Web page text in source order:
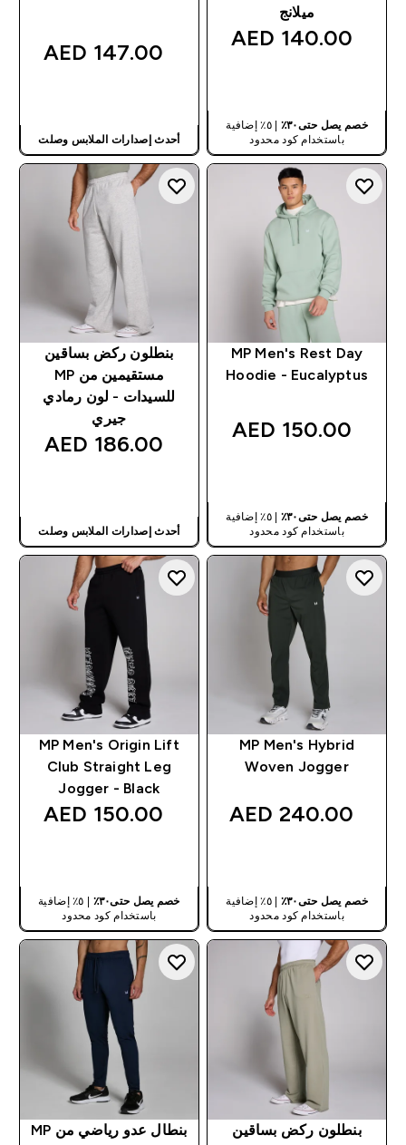
ميلانج
140.00 AED‎
خصم يصل حتى٣٠٪
| ٥٪ إضافية
باستخدام كود محدود
147.00 AED‎
أحدث إصدارات الملابس وصلت
MP Men's Rest Day
Hoodie - Eucalyptus
150.00 AED‎
خصم يصل حتى٣٠٪
| ٥٪ إضافية
باستخدام كود محدود
بنطلون ركض بساقين
مستقيمين من MP
للسيدات - لون رمادي
جيري
186.00 AED‎
أحدث إصدارات الملابس وصلت
MP Men's Hybrid
Woven Jogger
240.00 AED‎
خصم يصل حتى٣٠٪
| ٥٪ إضافية
باستخدام كود محدود
MP Men's Origin Lift
Club Straight Leg
Jogger - Black
150.00 AED‎
خصم يصل حتى٣٠٪
| ٥٪ إضافية
باستخدام كود محدود
بنطلون ركض بساقين
بنطال عدو رياضي من MP